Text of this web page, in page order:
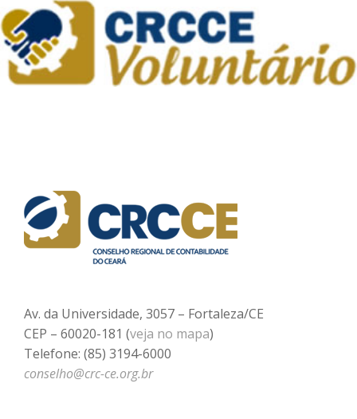
Av. da Universidade, 3057 – Fortaleza/CE
CEP – 60020-181 (veja no mapa)
Telefone: (85) 3194-6000
conselho@crc-ce.org.br